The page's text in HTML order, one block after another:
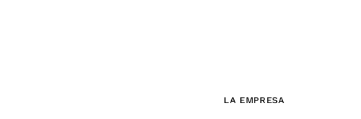
LA EMPRESA